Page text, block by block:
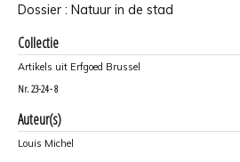
Dossier : Natuur in de stad
Collectie
Artikels uit Erfgoed Brussel
Nr. 23-24 - 8
Auteur(s)
Louis Michel